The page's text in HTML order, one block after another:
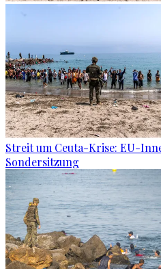
Streit um Ceuta-Krise: EU-
Sondersitzung